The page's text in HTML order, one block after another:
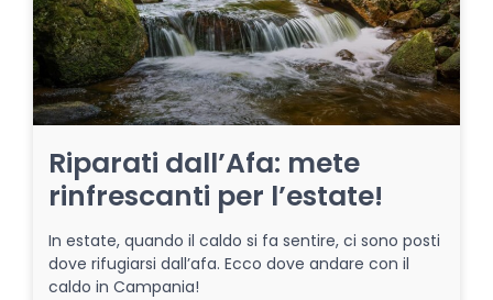
Riparati dall’Afa: mete
rinfrescanti per l’estate!
In estate, quando il caldo si fa sentire, ci sono posti
dove rifugiarsi dall’afa. Ecco dove andare con il
caldo in Campania!